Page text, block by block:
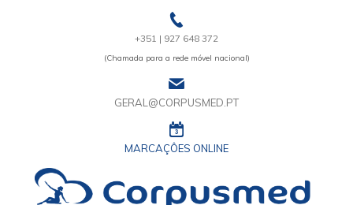
+351 | 927 648 372
(Chamada para a rede móvel nacional)
GERAL@CORPUSMED.PT
MARCAÇÔES ONLINE